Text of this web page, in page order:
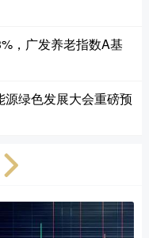
，广发养老指数A基
绿色发展大会重磅预